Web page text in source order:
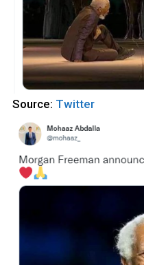
Source: Twitter